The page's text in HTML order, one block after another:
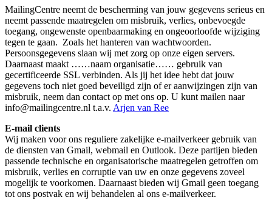
MailingCentre neemt de bescherming van jouw gegevens serieus en
neemt passende maatregelen om misbruik, verlies, onbevoegde
toegang, ongewenste openbaarmaking en ongeoorloofde wijziging
tegen te gaan. Zoals het hanteren van wachtwoorden.
Persoonsgegevens slaan wij met zorg op onze eigen servers.
Daarnaast maakt ……naam organisatie…… gebruik van
gecertificeerde SSL verbinden. Als jij het idee hebt dat jouw
gegevens toch niet goed beveiligd zijn of er aanwijzingen zijn van
misbruik, neem dan contact op met ons op. U kunt mailen naar
info@mailingcentre.nl t.a.v. Arjen van Ree
E-mail clients
Wij maken voor ons reguliere zakelijke e-mailverkeer gebruik van
de diensten van Gmail, webmail en Outlook. Deze partijen bieden
passende technische en organisatorische maatregelen getroffen om
misbruik, verlies en corruptie van uw en onze gegevens zoveel
mogelijk te voorkomen. Daarnaast bieden wij Gmail geen toegang
tot ons postvak en wij behandelen al ons e-mailverkeer.